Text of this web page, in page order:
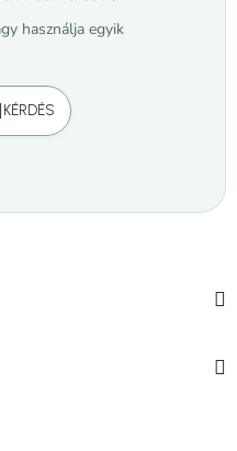
használja egyik
KÉRDÉS